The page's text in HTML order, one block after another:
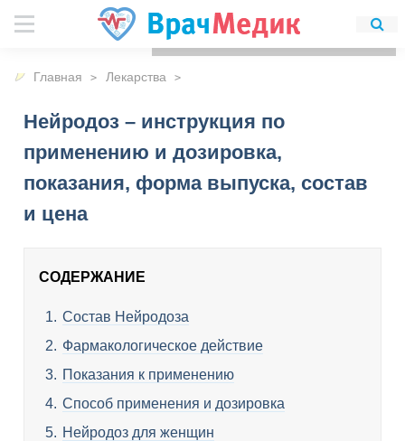
Главная Лекарства
Нейродоз – инструкция по
применению и дозировка,
показания, форма выпуска, состав
и цена
СОДЕРЖАНИЕ
Состав Нейродоза
Фармакологическое действие
Показания к применению
Способ применения и дозировка
Нейродоз для женщин
Для любых предложений по
сайту: detirkutsk@cp9.ru